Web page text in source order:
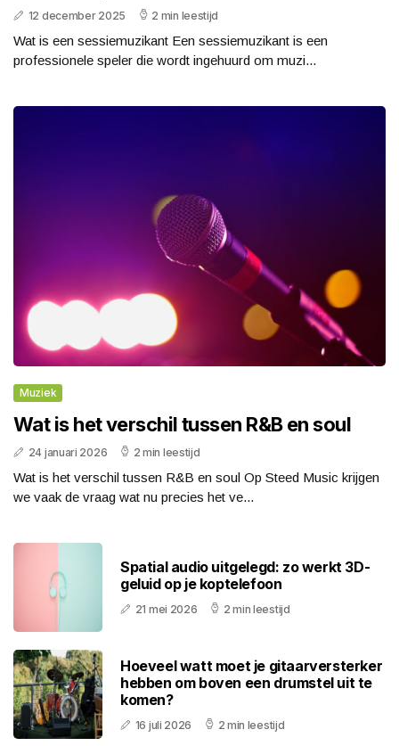
12 december 2025 2 min leestijd
Wat is een sessiemuzikant Een sessiemuzikant is een
professionele speler die wordt ingehuurd om muzi...
Muziek
Wat is het verschil tussen R&B en soul
24 januari 2026 2 min leestijd
Wat is het verschil tussen R&B en soul Op Steed Music krijgen
we vaak de vraag wat nu precies het ve...
Spatial audio uitgelegd: zo werkt 3D-
geluid op je koptelefoon
21 mei 2026 2 min leestijd
Hoeveel watt moet je gitaarversterker
hebben om boven een drumstel uit te
komen?
16 juli 2026 2 min leestijd